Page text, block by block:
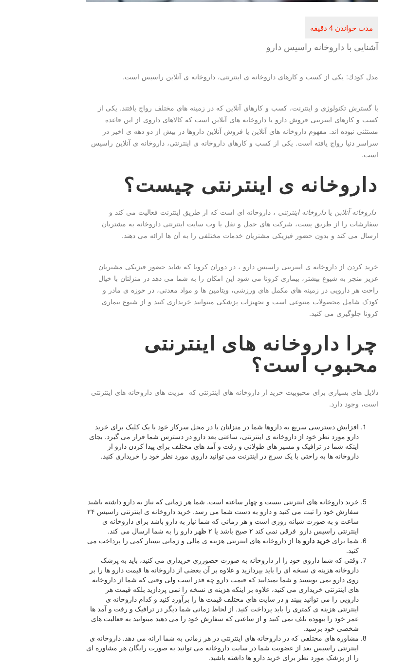
آشنایی با داروخانه راسیس دارو
مدل كودك: یكی از كسب و كارهای داروخانه ی اینترنتی، داروخانه ی آنلاین راسیس است.
با گسترش تکنولوژی و اینترنت، کسب و کارهای آنلاین که در زمینه های مختلف رواج یافتند. یکی از
کسب و کارهای اینترنتی فروش دارو یا داروخانه های آنلاین است که کالاهای داروی از این قاعده
مستثنی نبوده اند. مفهوم داروخانه های آنلاین یا فروش آنلاین داروها در بیش از دو دهه ی اخیر در
سراسر دنیا رواج یافته است. یکی از کسب و کارهای داروخانه ی اینترنتی، داروخانه ی آنلاین راسیس
است.
داروخانه ی اینترنتی چیست؟
داروخانه آنلاین یا داروخانه اینترنتی ، داروخانه ای است که از طریق اینترنت فعالیت می کند و
سفارشات را از طریق پست، شرکت های حمل و نقل یا وب سایت اینترنتی داروخانه به مشتریان
ارسال می کند و بدون حضور فیزیکی مشتریان خدمات مختلفی را به آن ها ارائه می دهند.
خرید کردن از داروخانه ی اینترنتی راسیس دارو ، در دوران کرونا که شاید حضور فیزیکی مشتریان
عزیز منجر به شیوع بیشتر، بیماری کرونا می شود این امکان را به شما می دهد در منزلتان با خیال
راحت هر دارویی در زمینه های مکمل های ورزشی، ویتامین ها و مواد معدنی، در حوزه ی مادر و
کودک شامل محصولات متنوعی است و تجهیزات پزشکی میتوانید خریداری کنید و از شیوع بیماری
کرونا جلوگیری می کنید.
چرا داروخانه های اینترنتی
محبوب است؟
دلایل های بسیاری برای محبوبیت خرید از داروخانه های اینترنتی که مزیت های داروخانه های اینترنتی
است، وجود دارد.
افزایش دسترسی سریع به داروها شما در منزلتان یا در محل سرکار خود با یک کلیک برای خرید
دارو مورد نظر خود از داروخانه ی اینترنتی، ساعتی بعد دارو در دسترس شما قرار می گیرد. بجای
اینکه شما در ترافیک و مسیر های طولانی و رفت و آمد های مختلف برای پیدا کردن دارو از
داروخانه ها به راحتی با یک سرچ در اینترنت می توانید داروی مورد نظر خود را خریداری کنید.
خرید داروخانه های اینترنتی بیست و چهار ساعته است. شما هر زمانی که نیاز به دارو داشته باشید
سفارش خود را ثبت می کنید و دارو به دست شما می رسد. خرید داروخانه ی اینترنتی راسیس ۲۴
ساعت و به صورت شبانه روزی است و هر زمانی که شما نیاز به دارو باشد برای داروخانه ی
اینترنتی راسیس دارو فرقی نمی کند ۲ صبح باشد یا ۲ ظهر دارو را به شما ارسال می کند.
شما برای خرید دارو ها از داروخانه های اینترنتی هزینه ی مالی و زمانی بسیار کمی را پرداخت می
کنید.
وقتی که شما داروی خود را از داروخانه به صورت حضورری خریداری می کنید، باید به پزشک
داروخانه هزینه ی نسخه ای را باید بپردازید و علاوه بر آن بعضی از داروخانه ها قیمت دارو ها را بر
روی دارو نمی نویسند و شما نمیدانید که قیمت دارو چه قدر است ولی وقتی که شما از داروخانه
های اینترنتی خریداری می کنید، علاوه بر اینکه هزینه ی نسخه را نمی پردازید بلکه قیمت هر
دارویی را می توانید ببیند و در سایت های مختلف قیمت ها را برآورد کنید و کدام داروخانه ی
اینترنتی هزینه ی کمتری را باید پرداخت کنید. از لحاظ زمانی شما دیگر در ترافیک و رفت و آمد ها
عمر خود را بیهوده تلف نمی کنید و از ساعتی که سفارش خود را می دهید میتوانید به فعالیت های
شخصی خود برسید.
مشاوره های مختلفی که در داروخانه های اینترنتی در هر زمانی به شما ارائه می دهد. داروخانه ی
اینترنتی راسیس بعد از عضویت شما در سایت داروخانه می توانید به صورت رایگان هر مشاوره ای
را از پزشک مورد نظر برای خرید دارو ها داشته باشید.